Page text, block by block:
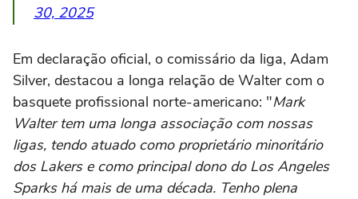
30, 2025
Em declaração oficial, o comissário da liga, Adam
Silver, destacou a longa relação de Walter com o
basquete profissional norte-americano: "Mark
Walter tem uma longa associação com nossas
ligas, tendo atuado como proprietário minoritário
dos Lakers e como principal dono do Los Angeles
Sparks há mais de uma década. Tenho plena